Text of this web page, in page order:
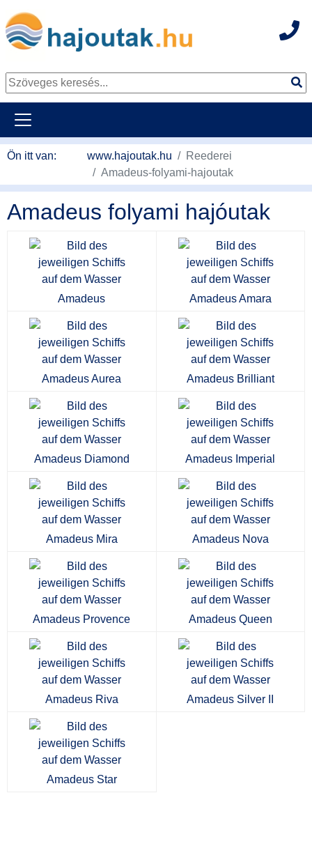
Ön itt van: www.hajoutak.hu
Reederei
Amadeus-folyami-hajoutak
Amadeus folyami hajóutak
Amadeus Amadeus Amara
Amadeus Aurea Amadeus Brilliant
Amadeus Diamond Amadeus Imperial
Amadeus Mira Amadeus Nova
Amadeus Provence Amadeus Queen
Amadeus Riva Amadeus Silver II
Amadeus Star